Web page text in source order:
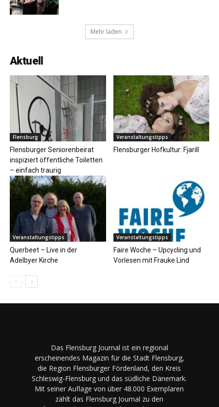
Mehr laden
Aktuell
Flensburg
Flensburger Seniorenbeirat
inspiziert öffentliche Toiletten
– einfach traurig
Veranstaltungstipps
Flensburger Hofkultur: Fjarill
Veranstaltungstipps
Querbeet – Live in der
Adelbyer Kirche
Veranstaltungstipps
Faire Woche – Upcycling und
Vorlesen mit Frauke Lind
Das Flensburg Journal ist ein regional
erscheinendes Magazin für die Stadt Flensburg,
die Region Flensburger Fördenland, den Kreis
Schleswig-Flensburg und das südliche Dänemark.
Mit seiner Auflage von über 48.000 Exemplaren
zählt das Flensburg Journal zu den